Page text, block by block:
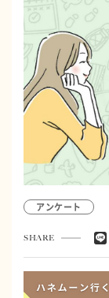
アンケート
SHARE